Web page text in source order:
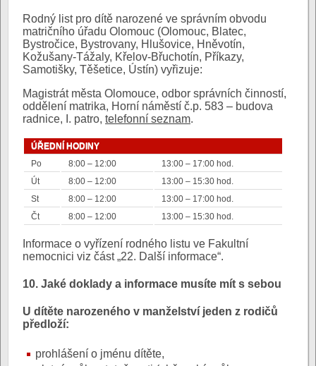
Rodný list pro dítě narozené ve správním obvodu
matričního úřadu Olomouc (Olomouc, Blatec,
Bystročice, Bystrovany, Hlušovice, Hněvotín,
Kožušany-Tážaly, Křelov-Břuchotín, Příkazy,
Samotišky, Těšetice, Ústín) vyřizuje:
Magistrát města Olomouce, odbor správních činností,
oddělení matrika, Horní náměstí č.p. 583 – budova
radnice, I. patro, telefonní seznam.
ÚŘEDNÍ HODINY
Po
8:00 – 12:00
13:00 – 17:00 hod.
Út
8:00 – 12:00
13:00 – 15:30 hod.
St
8:00 – 12:00
13:00 – 17:00 hod.
Čt
8:00 – 12:00 13:00 – 15:30 hod.
Informace o vyřízení rodného listu ve Fakultní
nemocnici viz část „22. Další informace“.
10. Jaké doklady a informace musíte mít s sebou
U dítěte narozeného v manželství jeden z rodičů
předloží:
prohlášení o jménu dítěte,